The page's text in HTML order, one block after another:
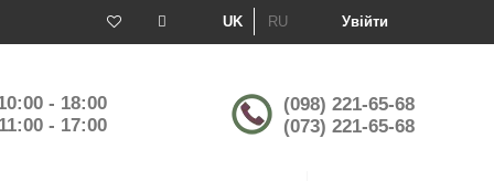
Увійти
UK RU
- 18:00
- 17:00
(098) 221-65-68
(073) 221-65-68